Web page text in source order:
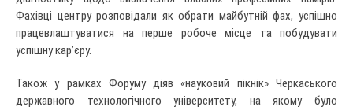
Фахівці центру розповідали як обрати майбутній фах, успішно
працевлаштуватися на перше робоче місце та побудувати
успішну кар’єру.
Також у рамках Форуму діяв «науковий пікнік» Черкаського
державного технологічного університету, на якому було